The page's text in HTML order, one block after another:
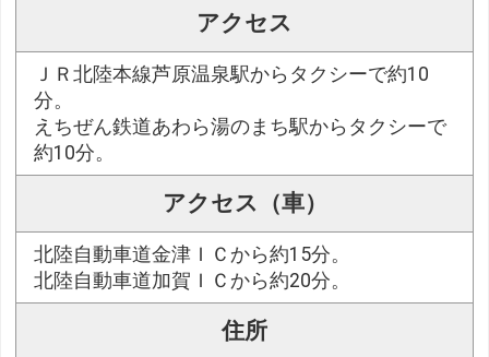
アクセス
ＪＲ北陸本線芦原温泉駅からタクシーで約10
分。
えちぜん鉄道あわら湯のまち駅からタクシーで
約10分。
アクセス（車）
北陸自動車道金津ＩＣから約15分。
北陸自動車道加賀ＩＣから約20分。
住所